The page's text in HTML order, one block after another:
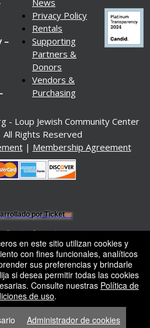
–
Privacy Policy
Rentals
Supporting
Partners &
Donors
Vendors &
Purchasing
- Loup Jewish Community Center
Rights Reserved
| Membership Agreement
por Ticketor
y taquilla de Ticketor
y taquilla para recintos, teatros y
estadios
Derechos Reservados.
50.28.84.148
de uso
en este sitio utilizan cookies y
con fines funcionales, analíticos
sus preferencias y brindarle
si desea permitir todas las cookies
Consulte nuestras Política de
de uso.
Administrador de cookies